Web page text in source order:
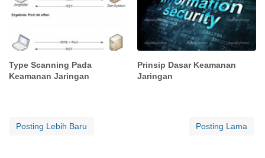
Type Scanning Pada
Keamanan Jaringan
Prinsip Dasar Keamanan
Jaringan
Posting Lebih Baru Posting Lama